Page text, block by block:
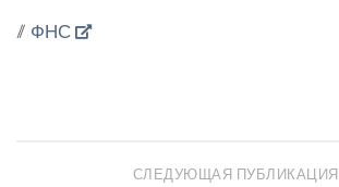
// ФНС
СЛЕДУЮЩАЯ ПУБЛИКАЦИЯ